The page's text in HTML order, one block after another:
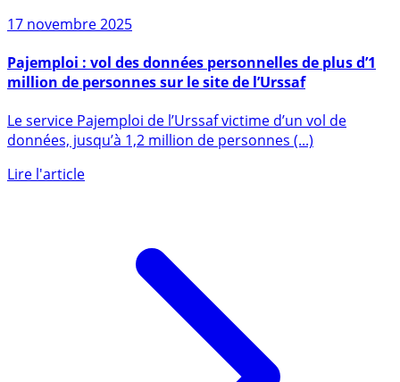
Sur le même sujet
Pajemploi : vol des données personnelles de plus d’1
Le service Pajemploi de l’Urssaf victime d’un vol de
données, jusqu’à 1,2 million de personnes (...)